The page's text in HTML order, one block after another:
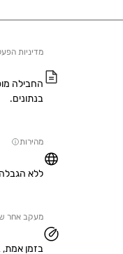
מדיניות
החבילה
בנתונים.
מהירות
ללא הגבלה
מעקב אחר
בזמן אמת,